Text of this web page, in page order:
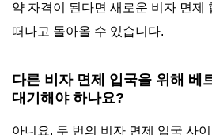
약 자격이 된다면 새로운 비자 면제
떠나고 돌아올 수 있습니다.
다른 비자 면제 입국을 위해 베
대기해야 하나요?
아니요. 두 번의 비자 면제 입국 사